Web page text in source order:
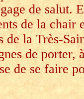
de salut.
de la chair
de la Très-
de porter,
de se faire